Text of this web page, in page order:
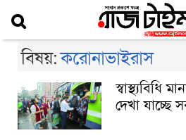
বিষয়:করোনাভাইরাস
স্বাস্থ্যবিধি
দেখা যাচ্ছে